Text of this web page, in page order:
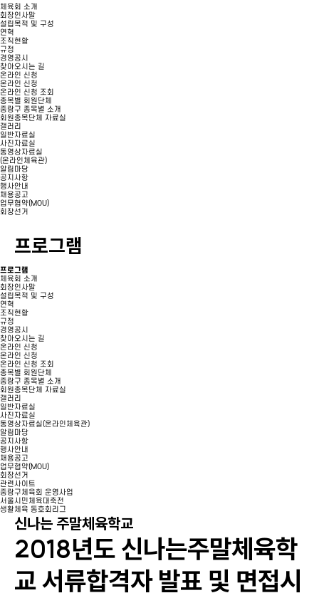
체육회 소개
회장인사말
설립목적 및 구성
연혁
조직현황
규정
경영공시
찾아오시는 길
온라인 신청
온라인 신청
온라인 신청 조회
종목별 회원단체
중랑구 종목별 소개
회원종목단체 자료실
갤러리
일반자료실
사진자료실
동영상자료실
(온라인체육관)
알림마당
공지사항
행사안내
채용공고
업무협약(MOU)
회장선거
프로그램
프로그램
체육회 소개
회장인사말
설립목적 및 구성
연혁
조직현황
규정
경영공시
찾아오시는 길
온라인 신청
온라인 신청
온라인 신청 조회
종목별 회원단체
중랑구 종목별 소개
회원종목단체 자료실
갤러리
일반자료실
사진자료실
동영상자료실(온라인체육관)
알림마당
공지사항
행사안내
채용공고
업무협약(MOU)
회장선거
관련사이트
중랑구체육회 운영사업
서울시민체육대축전
생활체육 동호회리그
신나는 주말체육학교
2018년도 신나는주말체육학
교 서류합격자 발표 및 면접시